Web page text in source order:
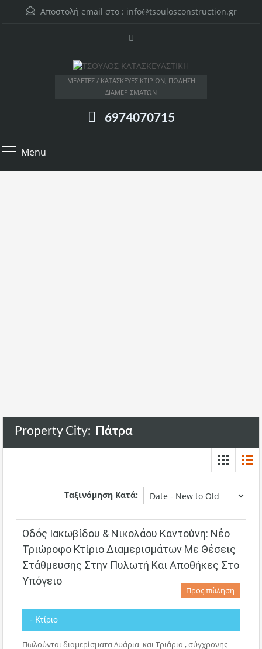
Αποστολή email στο : info@tsoulosconstruction.gr
ΜΕΛΕΤΕΣ / ΚΑΤΑΣΚΕΥΕΣ ΚΤΙΡΙΩΝ, ΠΩΛΗΣΗ
ΔΙΑΜΕΡΙΣΜΑΤΩΝ
6974070715
Menu
Property City: Πάτρα
Ταξινόμηση Κατά:
Οδός Ιακωβίδου & Νικολάου Καντούνη: Νέο
Τριώροφο Κτίριο Διαμερισμάτων Με Θέσεις
Στάθμευσης Στην Πυλωτή Και Αποθήκες Στο
Υπόγειο
Προς πώληση
- Κτίριο
Πωλούνται διαμερίσματα Δυάρια και Τριάρια , σύγχρονης